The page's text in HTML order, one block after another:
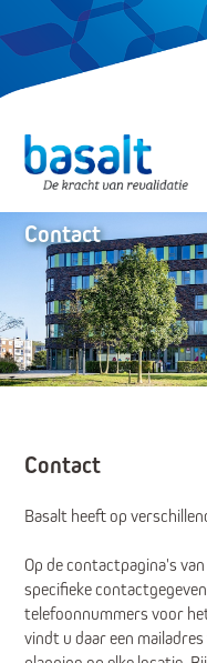
Direct naar de content
Direct naar de
Contact
Contact
Basalt heeft op
Op de contactpagina's
specifieke
telefoonnummers voor
vindt u daar een